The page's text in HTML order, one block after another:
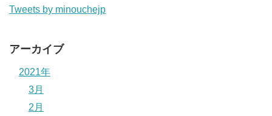
Tweets by minouchejp
アーカイブ
2021年
3月
2月